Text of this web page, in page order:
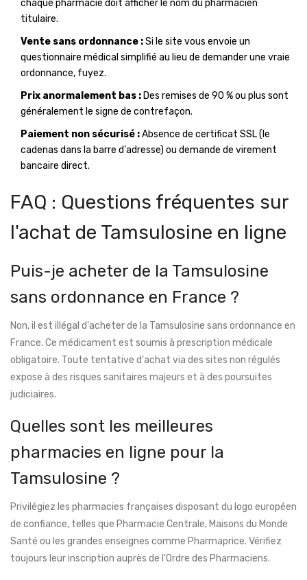
chaque pharmacie doit afficher le nom du pharmacien
titulaire.
Vente sans ordonnance :Si le site vous envoie un
questionnaire médical simplifié au lieu de demander une vraie
ordonnance, fuyez.
Prix anormalement bas : Des remises de 90 % ou plus sont
généralement le signe de contrefaçon.
Paiement non sécurisé :Absence de certificat SSL (le
cadenas dans la barre d'adresse) ou demande de virement
bancaire direct.
FAQ : Questions fréquentes sur
l'achat de Tamsulosine en ligne
Puis-je acheter de la Tamsulosine
sans ordonnance en France ?
Non, il est illégal d'acheter de la Tamsulosine sans ordonnance en
France. Ce médicament est soumis à prescription médicale
obligatoire. Toute tentative d'achat via des sites non régulés
expose à des risques sanitaires majeurs et à des poursuites
judiciaires.
Quelles sont les meilleures
pharmacies en ligne pour la
Tamsulosine ?
Privilégiez les pharmacies françaises disposant du logo européen
de confiance, telles que Pharmacie Centrale, Maisons du Monde
Santé ou les grandes enseignes comme Pharmaprice. Vérifiez
toujours leur inscription auprès de l'Ordre des Pharmaciens.